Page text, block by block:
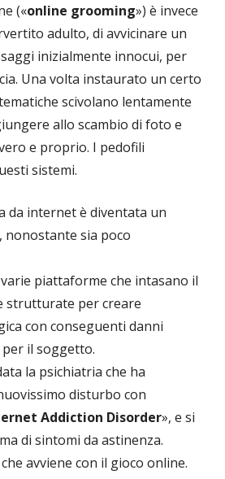
(«online grooming») è invece
adulto, di avvicinare un
inizialmente innocui, per
Una volta instaurato un certo
scivolano lentamente
allo scambio di foto e
e proprio. I pedofili
sistemi.
da internet è diventata un
sia poco
varie piattaforme che intasano il
strutturate per creare
con conseguenti danni
il soggetto.
la psichiatria che ha
disturbo con
Addiction Disorder», e si
di sintomi da astinenza.
avviene con il gioco online.